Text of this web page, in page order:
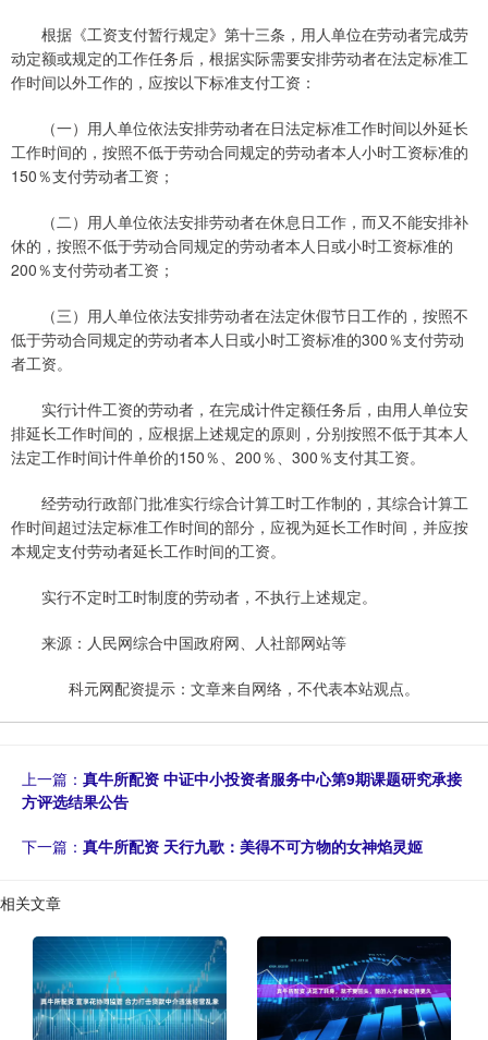
根据《工资支付暂行规定》第十三条，用人单位在劳动者完成劳
动定额或规定的工作任务后，根据实际需要安排劳动者在法定标准工
作时间以外工作的，应按以下标准支付工资：
（一）用人单位依法安排劳动者在日法定标准工作时间以外延长
工作时间的，按照不低于劳动合同规定的劳动者本人小时工资标准的
150％支付劳动者工资；
（二）用人单位依法安排劳动者在休息日工作，而又不能安排补
休的，按照不低于劳动合同规定的劳动者本人日或小时工资标准的
200％支付劳动者工资；
（三）用人单位依法安排劳动者在法定休假节日工作的，按照不
低于劳动合同规定的劳动者本人日或小时工资标准的300％支付劳动
者工资。
实行计件工资的劳动者，在完成计件定额任务后，由用人单位安
排延长工作时间的，应根据上述规定的原则，分别按照不低于其本人
法定工作时间计件单价的150％、200％、300％支付其工资。
经劳动行政部门批准实行综合计算工时工作制的，其综合计算工
作时间超过法定标准工作时间的部分，应视为延长工作时间，并应按
本规定支付劳动者延长工作时间的工资。
实行不定时工时制度的劳动者，不执行上述规定。
来源：人民网综合中国政府网、人社部网站等
科元网配资提示：文章来自网络，不代表本站观点。
上一篇： 真牛所配资 中证中小投资者服务中心第9期课题研究承接
方评选结果公告
下一篇： 真牛所配资 天行九歌：美得不可方物的女神焰灵姬
相关文章